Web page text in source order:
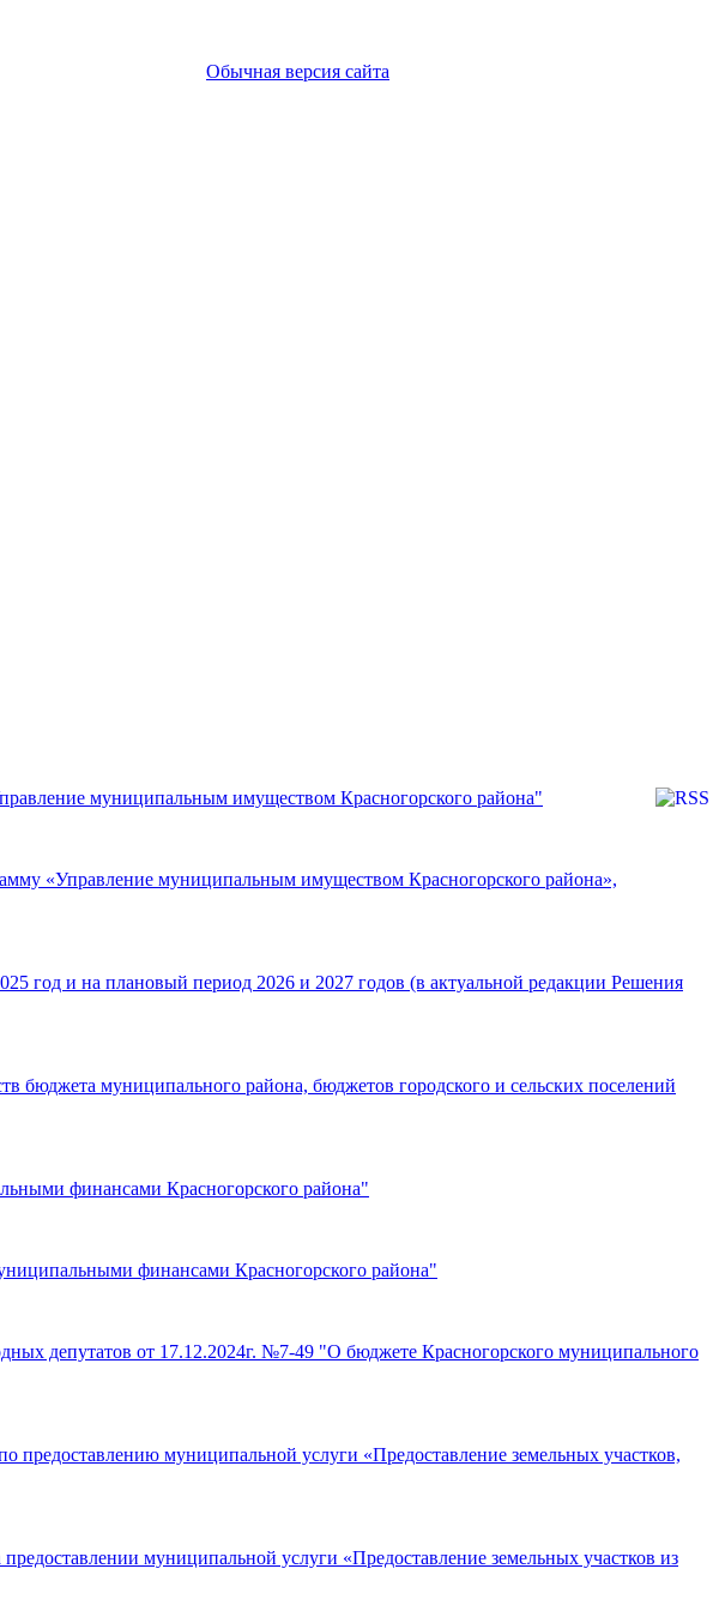
Обычная версия сайта
муниципальным имуществом Красногорского района"
«Управление муниципальным имуществом Красногорского района»,
год и на плановый период 2026 и 2027 годов (в актуальной редакции Решения
бюджета муниципального района, бюджетов городского и сельских поселений
финансами Красногорского района"
финансами Красногорского района"
депутатов от 17.12.2024г. №7-49 "О бюджете Красногорского муниципального
муниципальной услуги «Предоставление земельных участков,
муниципальной услуги «Предоставление земельных участков из